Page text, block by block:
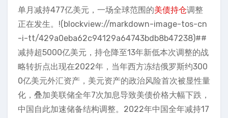
单月减持477亿美元，一场全球范围的美债持仓调整
正在发生。!(blockview://markdown-image-tos-cn
-i-tt/429a0eba62c94129a64743bdb8b47238)##
减持超5000亿美元，持仓降至13年新低本次调整的战
略转折点出现在2022年，当年西方冻结俄罗斯约300
0亿美元外汇资产，美元资产的政治风险首次被显性量
化，叠加美联储全年7次加息导致美债价格大幅下跌，
中国自此加速储备结构调整。2022年中国全年减持17